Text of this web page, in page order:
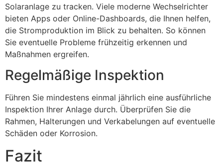
Solaranlage zu tracken. Viele moderne Wechselrichter
bieten Apps oder Online-Dashboards, die Ihnen helfen,
die Stromproduktion im Blick zu behalten. So können
Sie eventuelle Probleme frühzeitig erkennen und
Maßnahmen ergreifen.
Regelmäßige Inspektion
Führen Sie mindestens einmal jährlich eine ausführliche
Inspektion Ihrer Anlage durch. Überprüfen Sie die
Rahmen, Halterungen und Verkabelungen auf eventuelle
Schäden oder Korrosion.
Fazit